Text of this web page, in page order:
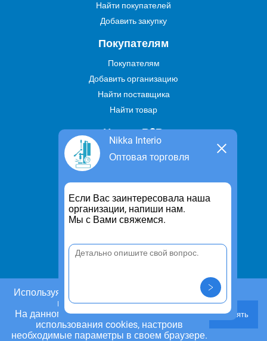
Nikka Interio
Оптовая торговля
Если Вас заинтересовала наша
организации, напиши нам.
Мы с Вами свяжемся.
Используя этот сайт, Вы даете согласие на
использование cookies.
На данном этапе Вы можете отказаться от
использования cookies, настроив
необходимые параметры в своем браузере.
Принять
Найти покупателей
Добавить закупку
Покупателям
Покупателям
Добавить организацию
Найти поставщика
Найти товар
Услуги В2В
Найти услугу
Предложить свою услугу
Дропшиппинг
Транспортные услуги
Информация
Политика конфиденциальности
Контакты